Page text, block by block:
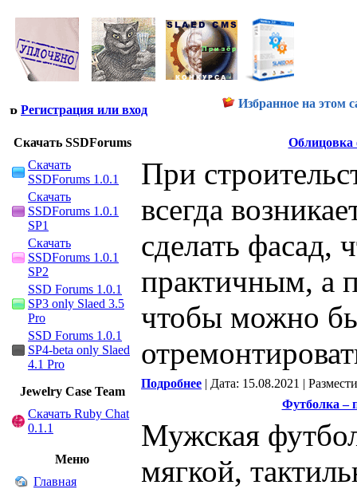
Регистрация или вход Избранное на этом
Скачать SSDForums
Скачать
SSDForums 1.0.1
Скачать
SSDForums 1.0.1
SP1
Скачать
SSDForums 1.0.1
SP2
SSD Forums 1.0.1
SP3 only Slaed 3.5
Pro
SSD Forums 1.0.1
SP4-beta only Slaed
4.1 Pro
Jewelry Сase Team
Скачать Ruby Chat
0.1.1
Меню
Главная
Облицовка
При
всегда
сделать
практичным, а
чтобы можно
Подробнее | Дата: 15.08.2021 |
Футболка –
Мужская
мягкой,